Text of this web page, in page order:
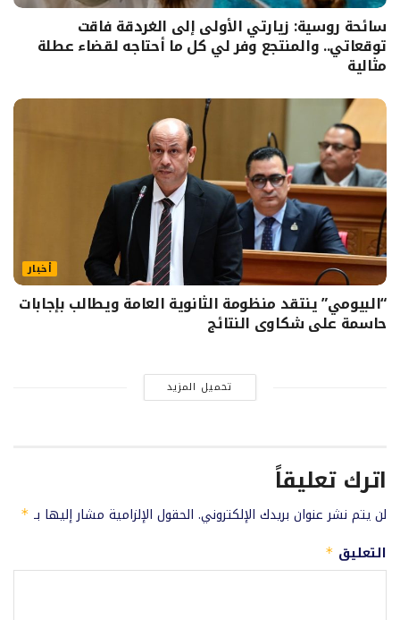
سائحة روسية: زيارتي الأولى إلى الغردقة فاقت
توقعاتي.. والمنتجع وفر لي كل ما أحتاجه لقضاء عطلة
مثالية
أخبار
“البيومي” ينتقد منظومة الثانوية العامة ويطالب بإجابات
حاسمة على شكاوى النتائج
تحميل المزيد
اترك تعليقاً
لن يتم نشر عنوان بريدك الإلكتروني. الحقول الإلزامية مشار إليها بـ *
التعليق *